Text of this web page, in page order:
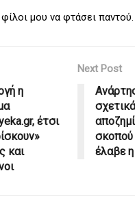
μου να φτάσει παντού.
η
έτσι
και
Next Post
σκοπού
έλαβε η